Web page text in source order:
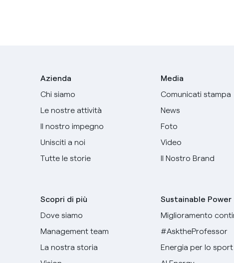
Azienda
Chi siamo
Le nostre attività
Il nostro impegno
Unisciti a noi
Tutte le storie
Scopri di più
Dove siamo
Management team
La nostra storia
Media
Comunicati stampa
News
Foto
Video
Il Nostro Brand
Sustainable Power
Miglioramento
#AsktheProfessor
Energia per lo sport